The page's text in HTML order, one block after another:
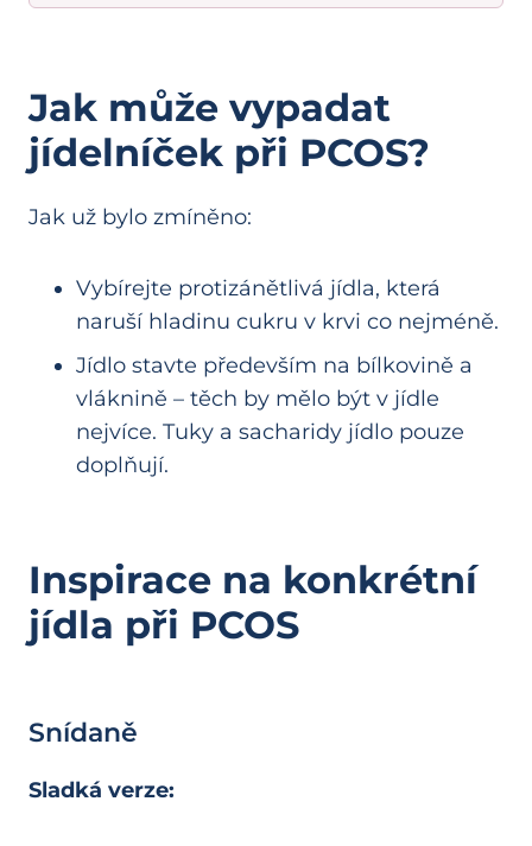
Jak může vypadat
jídelníček při PCOS?
Jak už bylo zmíněno:
Vybírejte protizánětlivá jídla, která
naruší hladinu cukru v krvi co nejméně.
Jídlo stavte především na bílkovině a
vláknině – těch by mělo být v jídle
nejvíce. Tuky a sacharidy jídlo pouze
doplňují.
Inspirace na konkrétní
jídla při PCOS
Snídaně
Sladká verze: